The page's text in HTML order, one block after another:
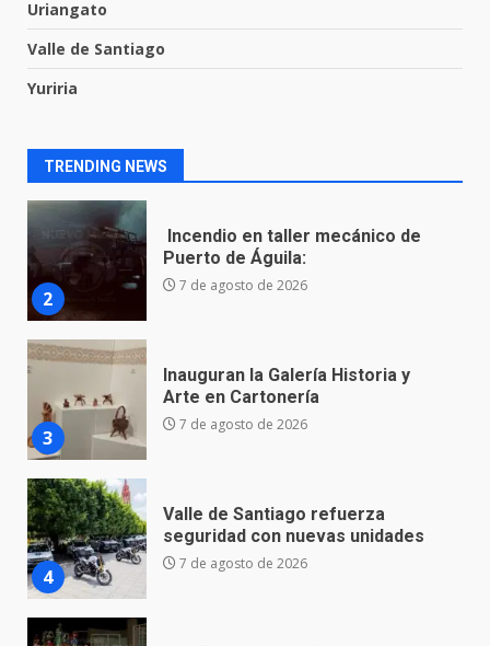
Uriangato
Valle de Santiago
Yuriria
TRENDING NEWS
1
2
3
Inauguran la Galería Historia y
Arte en Cartonería
4
Valle de Santiago refuerza
seguridad con nuevas unidades
5
Los Pastores: tradición que
resiste al paso del tiempo